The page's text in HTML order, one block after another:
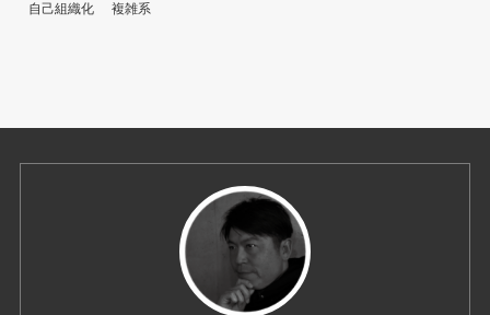
自己組織化
複雑系